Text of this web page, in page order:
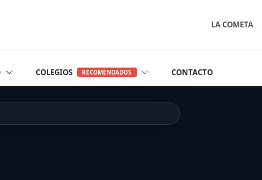
LA COMETA
COLEGIOS RECOMENDADOS CONTACTO